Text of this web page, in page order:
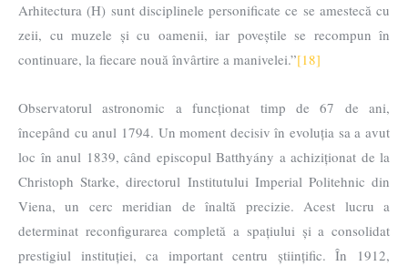
Arhitectura (H) sunt disciplinele personificate ce se amestecă cu
zeii, cu muzele și cu oamenii, iar poveștile se recompun în
continuare, la fiecare nouă învârtire a manivelei.”[18]
Observatorul astronomic a funcționat timp de 67 de ani,
începând cu anul 1794. Un moment decisiv în evoluția sa a avut
loc în anul 1839, când episcopul Batthyány a achiziționat de la
Christoph Starke, directorul Institutului Imperial Politehnic din
Viena, un cerc meridian de înaltă precizie. Acest lucru a
determinat reconfigurarea completă a spațiului și a consolidat
prestigiul instituției, ca important centru științific. În 1912,